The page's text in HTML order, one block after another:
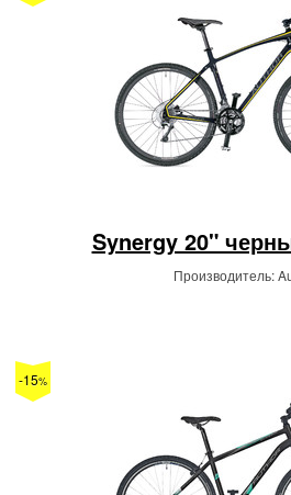
Synergy 20"
Производитель:
-15%